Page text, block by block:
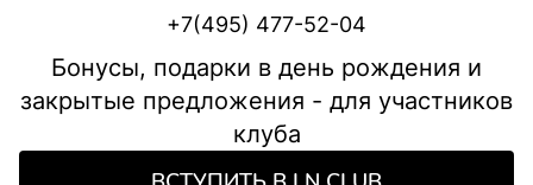
+7(495) 477-52-04
Бонусы, подарки в день рождения и
закрытые предложения - для участников
клуба